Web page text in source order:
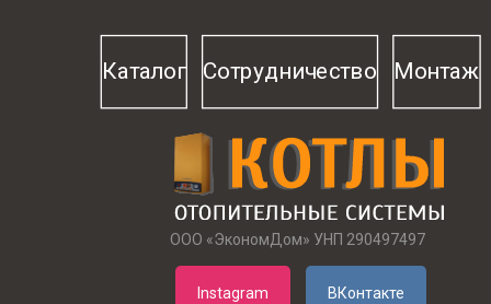
Каталог Сотрудничество Монтаж
ООО «ЭкономДом» УНП 290497497
Instagram ВКонтакте